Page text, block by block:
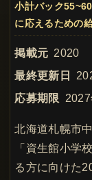
小計バック
に応えるための
掲載元 2020
最終更新日
応募期限
北海道札幌市
「資生館小学
る方に向けた